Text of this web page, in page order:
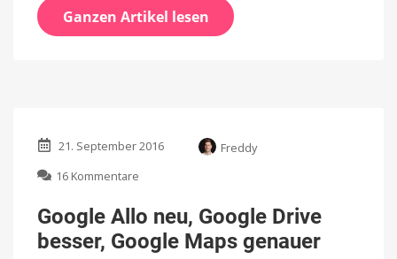
Ganzen Artikel lesen
21. September 2016
Freddy
16 Kommentare
Allo
neu,
Google
Google Allo neu, Google Drive
besser, Google Maps genauer